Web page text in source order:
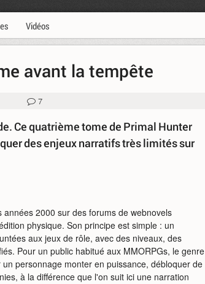
Vidéos
avant la tempête
7
Ce quatrième tome de Primal Hunter
des enjeux narratifs très limités sur
années 2000 sur des forums de webnovels
physique. Son principe est simple : un
aux jeux de rôle, avec des niveaux, des
Pour un public habitué aux MMORPGs, le genre
personnage monter en puissance, débloquer de
à la différence que l'on suit ici une narration